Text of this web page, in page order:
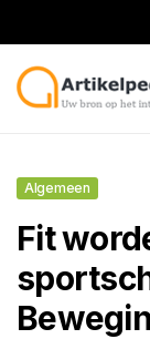
Algemeen
Fit